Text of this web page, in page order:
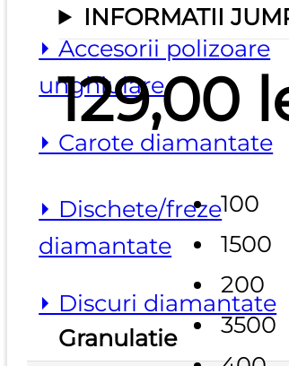
⏵ Accesorii polizoare
unghiulare
⏵ Carote diamantate
⏵ Dischete/freze
diamantate
⏵ Discuri diamantate
INFORMATII
129,00
Granulatie
100
1500
200
3500